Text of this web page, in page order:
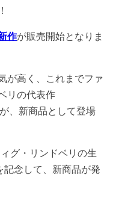
作が販売開始となりま
が高く、これまでファ
リの代表作
、新商品として登場
グ・リンドベリの生
念して、新商品が発